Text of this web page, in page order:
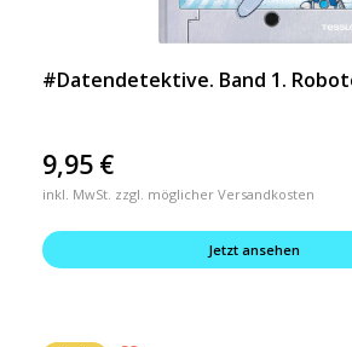
#Datendetektive. Band 1.
9,95 €
inkl. MwSt. zzgl. möglicher Versandkosten
Jetzt ansehen